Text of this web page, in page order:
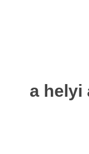
a helyi